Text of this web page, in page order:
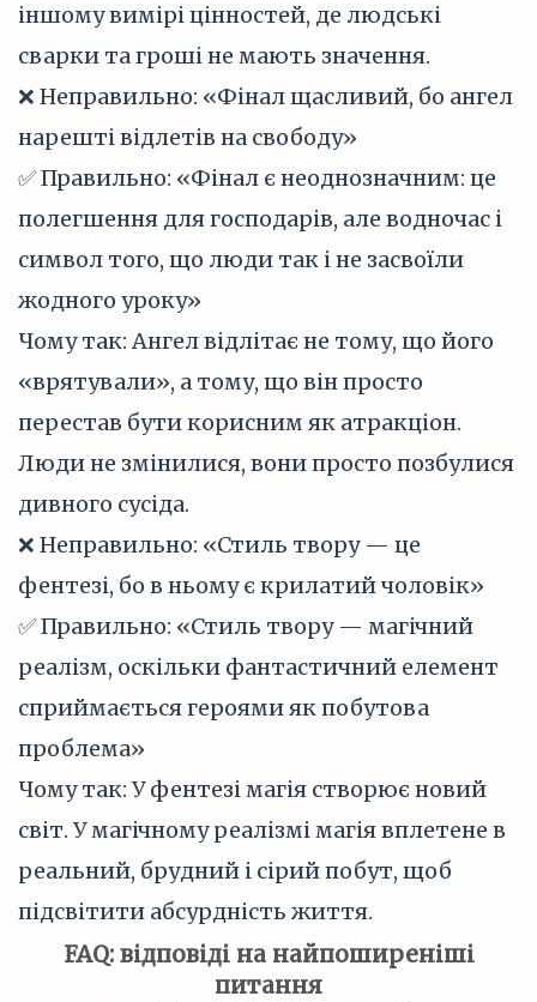
іншому вимірі цінностей, де людські
сварки та гроші не мають значення.
❌ Неправильно: «Фінал щасливий, бо ангел
нарешті відлетів на свободу»
✅ Правильно: «Фінал є неоднозначним: це
полегшення для господарів, але водночас і
символ того, що люди так і не засвоїли
жодного уроку»
Чому так: Ангел відлітає не тому, що його
«врятували», а тому, що він просто
перестав бути корисним як атракціон.
Люди не змінилися, вони просто позбулися
дивного сусіда.
❌ Неправильно: «Стиль твору — це
фентезі, бо в ньому є крилатий чоловік»
✅ Правильно: «Стиль твору — магічний
реалізм, оскільки фантастичний елемент
сприймається героями як побутова
проблема»
Чому так: У фентезі магія створює новий
світ. У магічному реалізмі магія вплетене в
реальний, брудний і сірий побут, щоб
підсвітити абсурдність життя.
FAQ: відповіді на найпоширеніші
питання